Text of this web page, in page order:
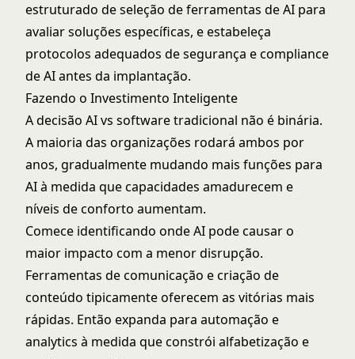
estruturado de seleção de ferramentas de AI para
avaliar soluções específicas, e estabeleça
protocolos adequados desegurança e compliance
de AIantes da implantação.
Fazendo o Investimento Inteligente
A decisão AI vs software tradicional não é binária.
A maioria das organizações rodará ambos por
anos, gradualmente mudando mais funções para
AI à medida que capacidades amadurecem e
níveis de conforto aumentam.
Comece identificando onde AI pode causar o
maior impacto com a menor disrupção.
Ferramentas de comunicação e criação de
conteúdo tipicamente oferecem as vitórias mais
rápidas. Então expanda para automação e
analytics à medida que constrói alfabetização e